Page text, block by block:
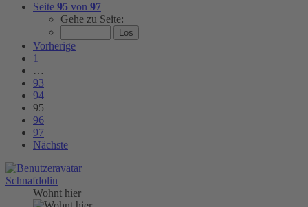
Seite 95 von 97
Gehe zu Seite:
Vorherige
1
…
93
94
95
96
97
Nächste
Schnafdolin
Wohnt hier